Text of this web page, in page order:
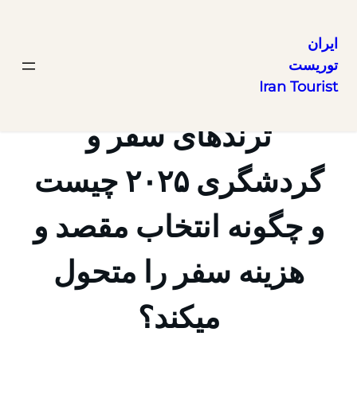
رفتن
ایران
توریست
Iran Tourist
ترندهای سفر و
گردشگری ۲۰۲۵ چیست
و چگونه انتخاب مقصد و
هزینه سفر را متحول
میکند؟